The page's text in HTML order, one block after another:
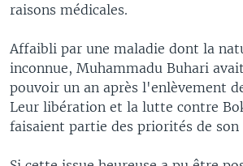
raisons médicales.
Affaibli par une maladie dont la
inconnue, Muhammadu Buhari
pouvoir un an après l'enlèvement
Leur libération et la lutte contre
faisaient partie des priorités de son